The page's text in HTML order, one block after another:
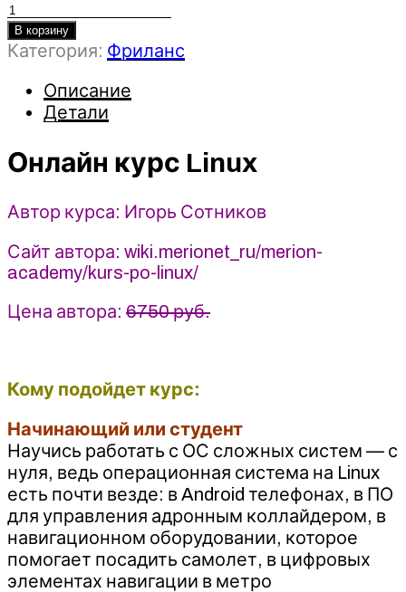
Количество
товара
Онлайн
Linux
2021
Networks
-
Сотников
В корзину
Категория: Фриланс
Описание
Детали
Онлайн курс Linux
Автор курса: Игорь Сотников
Сайт автора: wiki.merionet_ru/merion-
academy/kurs-po-linux/
Цена автора: 6750 руб.
Кому подойдет курс:
Начинающий или студент
Научись работать с ОС сложных систем — с
нуля, ведь операционная система на Linux
есть почти везде: в Android телефонах, в ПО
для управления адронным коллайдером, в
навигационном оборудовании, которое
помогает посадить самолет, в цифровых
элементах навигации в метро